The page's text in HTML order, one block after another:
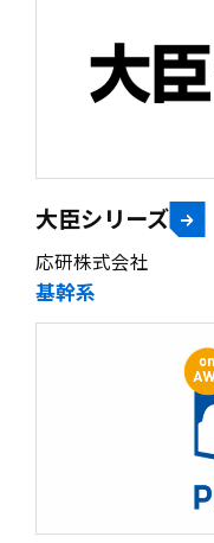
大臣シリーズ
応研株式会社
基幹系